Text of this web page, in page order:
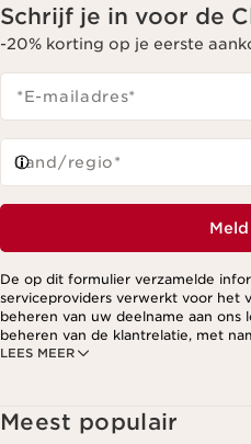
Schrijf je in voor de
-20% korting op je eerste
*E-mailadres*
Land/regio*
LEES MEER
De op dit formulier verzamelde
serviceproviders verwerkt voor het
beheren van uw deelname aan ons
beheren van de klantrelatie, met
aanbiedingen te kunnen sturen op
Meest populair